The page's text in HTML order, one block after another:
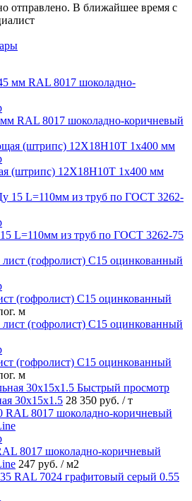
отправлено. В ближайшее время с
RAL 8017 шоколадно-коричневый
(штрипс) 12Х18Н10Т 1х400 мм
L=110мм из труб по ГОСТ 3262-75
(гофролист) С15 оцинкованный
м
(гофролист) С15 оцинкованный
м
Быстрый просмотр
30х15х1.5 28 350 руб. / т
8017 шоколадно-коричневый
247 руб. / м2